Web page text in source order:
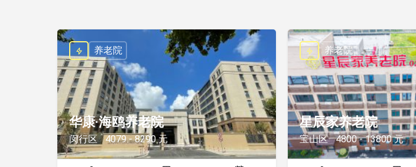
华康·海鸥养老院
闵行区 4079 - 8290 元
养老院
星辰家养老院
宝山区 4800 - 13800 元
养老院